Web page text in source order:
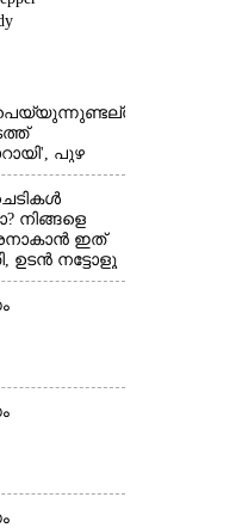
പുഴ
നിങ്ങളെ
ഇത്
ഉടൻ നട്ടോളൂ